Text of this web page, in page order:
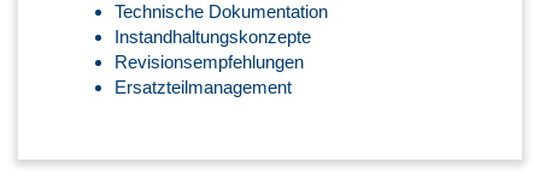
Technische Dokumentation
Instandhaltungskonzepte
Revisionsempfehlungen
Ersatzteilmanagement